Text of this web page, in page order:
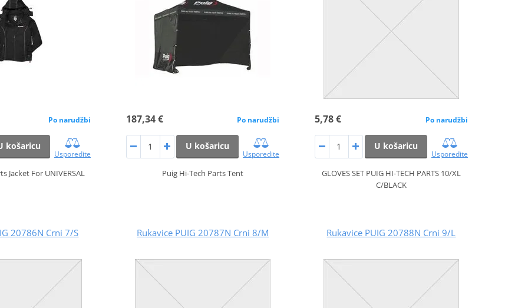
Po narudžbi
košaricu
Usporedite
Jacket For UNIVERSAL
187,34 € Po narudžbi
U košaricu
Usporedite
Puig Hi-Tech Parts Tent
5,78 € Po narudžbi
U košaricu
Usporedite
GLOVES SET PUIG HI-TECH PARTS 10/XL
C/BLACK
20786N Crni 7/S Rukavice PUIG 20787N Crni 8/M Rukavice PUIG 20788N Crni 9/L